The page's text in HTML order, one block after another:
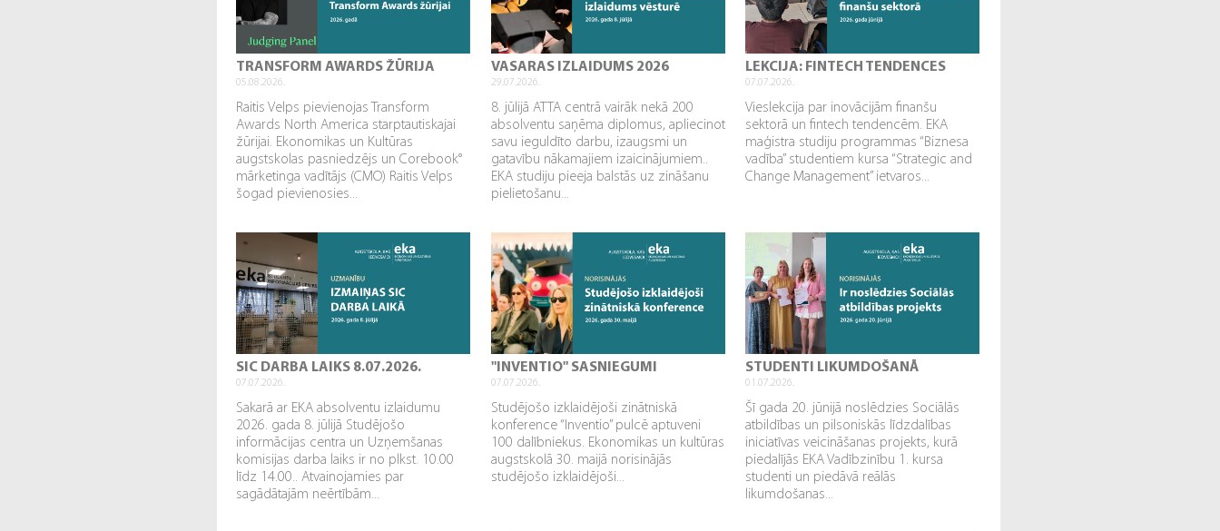
TRANSFORM AWARDS ŽŪRIJA
05.08.2026.
Raitis Velps pievienojas Transform
Awards North America starptautiskajai
žūrijai. Ekonomikas un Kultūras
augstskolas pasniedzējs un Corebook°
mārketinga vadītājs (CMO) Raitis Velps
šogad pievienosies...
VASARAS IZLAIDUMS 2026
29.07.2026.
8. jūlijā ATTA centrā vairāk nekā 200
absolventu saņēma diplomus, apliecinot
savu ieguldīto darbu, izaugsmi un
gatavību nākamajiem izaicinājumiem..
EKA studiju pieeja balstās uz zināšanu
pielietošanu...
LEKCIJA: FINTECH TENDENCES
07.07.2026.
Vieslekcija par inovācijām finanšu
sektorā un fintech tendencēm. EKA
maģistra studiju programmas “Biznesa
vadība” studentiem kursa “Strategic and
Change Management” ietvaros...
SIC DARBA LAIKS 8.07.2026.
07.07.2026.
Sakarā ar EKA absolventu izlaidumu
2026. gada 8. jūlijā Studējošo
informācijas centra un Uzņemšanas
komisijas darba laiks ir no plkst. 10.00
līdz 14.00.. Atvainojamies par
sagādātajām neērtībām...
"INVENTIO" SASNIEGUMI
07.07.2026.
Studējošo izklaidējoši zinātniskā
konference “Inventio” pulcē aptuveni
100 dalībniekus. Ekonomikas un kultūras
augstskolā 30. maijā norisinājās
studējošo izklaidējoši...
STUDENTI LIKUMDOŠANĀ
01.07.2026.
Šī gada 20. jūnijā noslēdzies Sociālās
atbildības un pilsoniskās līdzdalības
iniciatīvas veicināšanas projekts, kurā
piedalījās EKA Vadībzinību 1. kursa
studenti un piedāvā reālās
likumdošanas...